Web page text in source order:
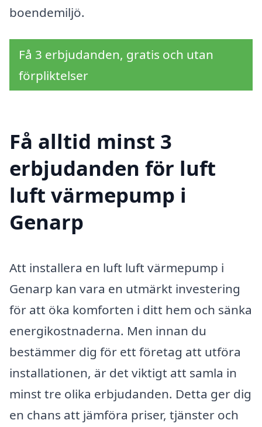
boendemiljö.
Få 3 erbjudanden, gratis och utan
förpliktelser
Få alltid minst 3
erbjudanden för luft
luft värmepump i
Genarp
Att installera en luft luft värmepump i
Genarp kan vara en utmärkt investering
för att öka komforten i ditt hem och sänka
energikostnaderna. Men innan du
bestämmer dig för ett företag att utföra
installationen, är det viktigt att samla in
minst tre olika erbjudanden. Detta ger dig
en chans att jämföra priser, tjänster och